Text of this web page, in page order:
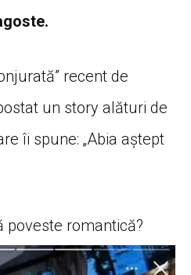
recent de
un story alături de
îi spune: „Abia aștept
poveste romantică?